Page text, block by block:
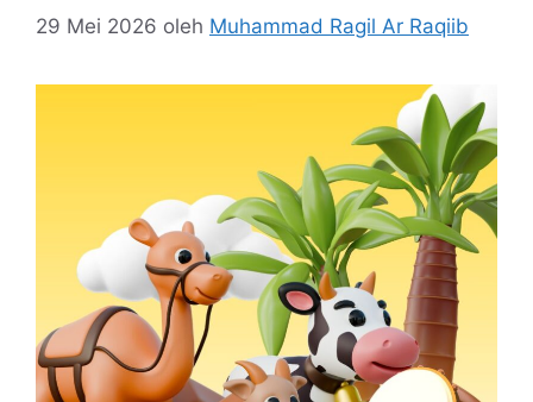
29 Mei 2026 oleh Muhammad Ragil Ar Raqiib